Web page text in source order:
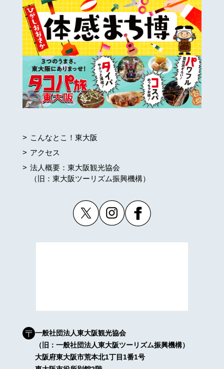
こんなとこ！東大阪
アクセス
法人概要：東大阪観光協会
（旧：東大阪ツーリズム振興機構）
一般社団法人東大阪観光協会
（旧：一般社団法人東大阪ツーリズム振興機構）
大阪府東大阪市荒本北1丁目1番1号